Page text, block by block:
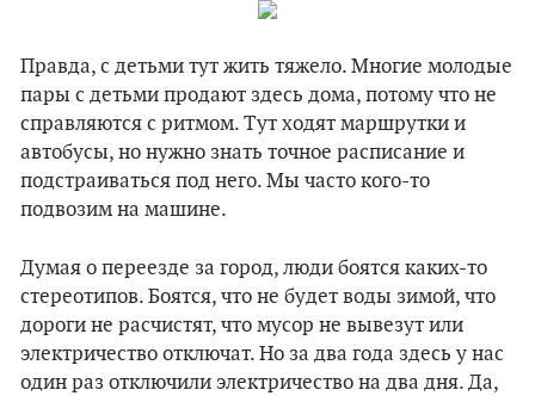
Правда, с детьми тут жить тяжело. Многие молодые
пары с детьми продают здесь дома, потому что не
справляются с ритмом. Тут ходят маршрутки и
автобусы, но нужно знать точное расписание и
подстраиваться под него. Мы часто кого-то
подвозим на машине.
Думая о переезде за город, люди боятся каких-то
стереотипов. Боятся, что не будет воды зимой, что
дороги не расчистят, что мусор не вывезут или
электричество отключат. Но за два года здесь у нас
один раз отключили электричество на два дня. Да,